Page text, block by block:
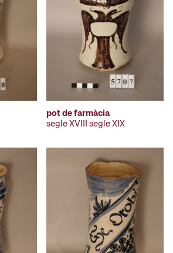
pot de farmàcia
segle XVIII segle XIX